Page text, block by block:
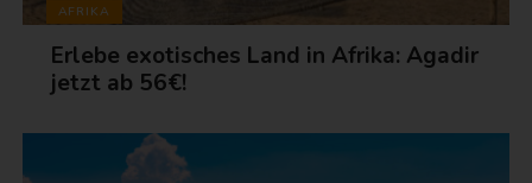
AFRIKA
Erlebe exotisches Land in Afrika: Agadir
jetzt ab 56€!